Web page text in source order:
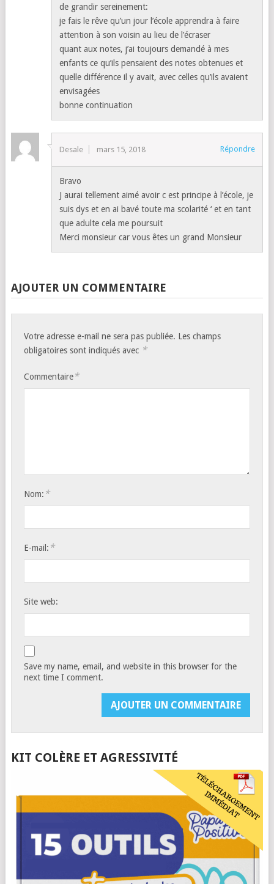
de grandir sereinement:
je fais le rêve qu’un jour l’école apprendra à faire
attention à son voisin au lieu de l’écraser
quant aux notes, j’ai toujours demandé à mes
enfants ce qu’ils pensaient des notes obtenues et
quelle différence il y avait, avec celles qu’ils avaient
envisagées
bonne continuation
Desale mars 15, 2018 Répondre
Bravo
J aurai tellement aimé avoir c est principe à l’école, je
suis dys et en ai bavé toute ma scolarité ‘ et en tant
que adulte cela me poursuit
Merci monsieur car vous êtes un grand Monsieur
AJOUTER UN COMMENTAIRE
Votre adresse e-mail ne sera pas publiée. Les champs
obligatoires sont indiqués avec *
Commentaire*
Nom: *
E-mail: *
Site web:
Save my name, email, and website in this browser for the
next time I comment.
KIT COLÈRE ET AGRESSIVITÉ